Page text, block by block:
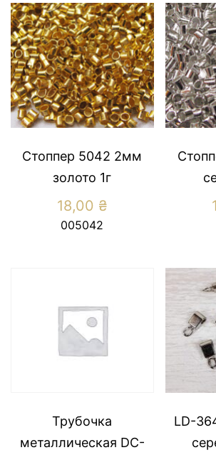
Стоппер 5042 2мм
золото 1г
18,00 ₴
005042
Трубочка
металлическая DC-
LD-